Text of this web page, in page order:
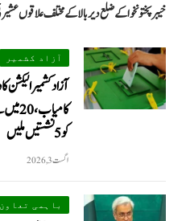
خیبرپختونخوا کے ضلع دیر بالا کے مختلف علاقوں
آزاد کشمیر
آزاد کشمیر
کو 5 نشستیں ملیں
اگست 3, 2026
باہمی تعاون